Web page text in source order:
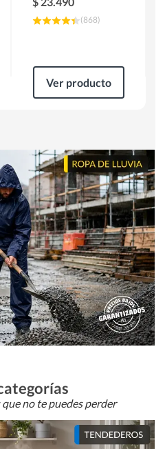
(868)
Ver producto
no te puedes perder